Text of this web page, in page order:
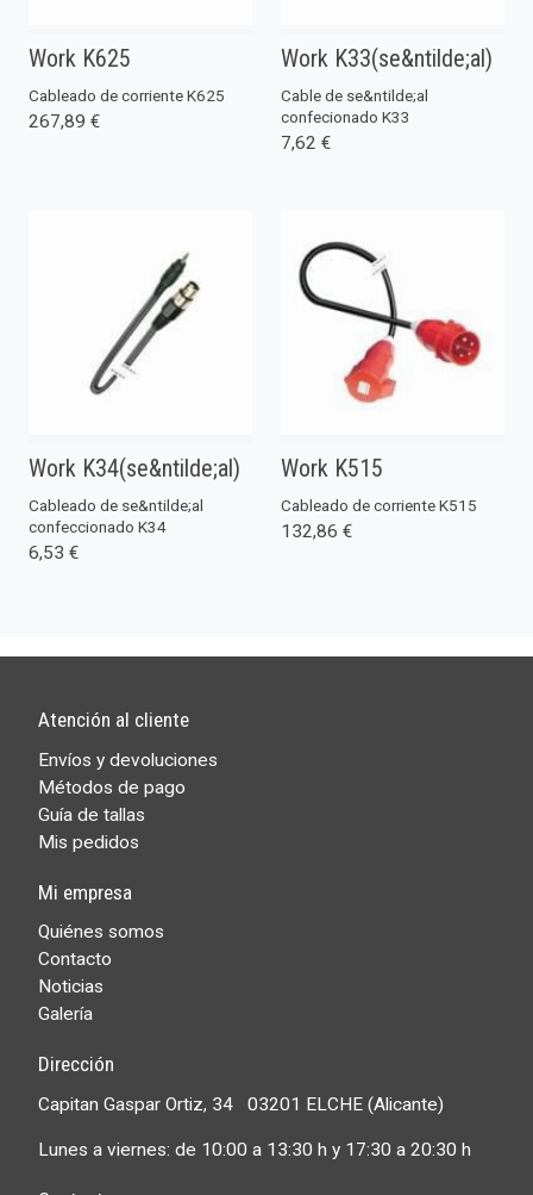
Work K625
Cableado de corriente K625
267,89 €
Work K33(se&ntilde;al)
Cable de se&ntilde;al
confecionado K33
7,62 €
Work K34(se&ntilde;al)
Cableado de se&ntilde;al
confeccionado K34
6,53 €
Work K515
Cableado de corriente K515
132,86 €
Atención al cliente
Envíos y devoluciones
Métodos de pago
Guía de tallas
Mis pedidos
Mi empresa
Quiénes somos
Contacto
Noticias
Galería
Dirección
Capitan Gaspar Ortiz, 34 03201 ELCHE (Alicante)
Lunes a viernes: de 10:00 a 13:30 h y 17:30 a 20:30 h